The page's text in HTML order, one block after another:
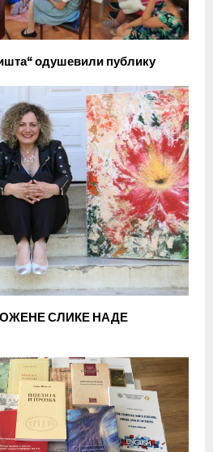
одушевили публику
СЛИКЕ НАДЕ